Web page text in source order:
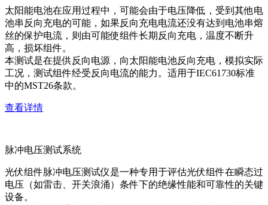
太阳能电池在应用过程中，可能会由于电压降低，受到其他电
池串反向充电的可能，如果反向充电电流还没有达到电池串熔
丝的保护电流，则由可能使组件长期反向充电，温度不断升
高，损坏组件。
本测试是在提供反向电源，向太阳能电池反向充电，模拟实际
工况，测试组件经受反向电流的能力。适用于IEC61730标准
中的MST26条款。
查看详情
脉冲电压测试系统
光伏组件脉冲电压测试仪是一种专用于评估光伏组件在瞬态过
电压（如雷击、开关浪涌）条件下的绝缘性能和可靠性的关键
设备。